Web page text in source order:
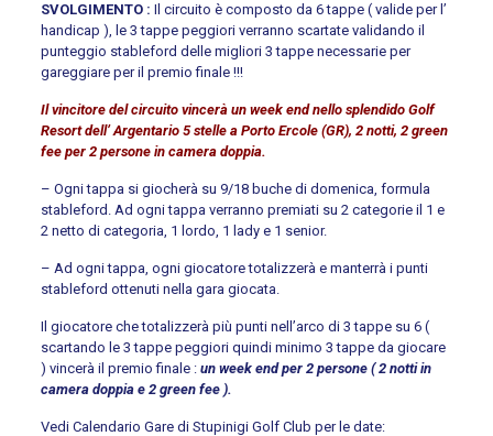
SVOLGIMENTO : Il circuito è composto da 6 tappe ( valide per l’
handicap ), le 3 tappe peggiori verranno scartate validando il
punteggio stableford delle migliori 3 tappe necessarie per
gareggiare per il premio finale !!!
Il vincitore del circuito vincerà un week end nello splendido Golf
Resort dell’ Argentario 5 stelle a Porto Ercole (GR), 2 notti, 2 green
fee per 2 persone in camera doppia.
– Ogni tappa si giocherà su 9/18 buche di domenica, formula
stableford. Ad ogni tappa verranno premiati su 2 categorie il 1 e
2 netto di categoria, 1 lordo, 1 lady e 1 senior.
– Ad ogni tappa, ogni giocatore totalizzerà e manterrà i punti
stableford ottenuti nella gara giocata.
Il giocatore che totalizzerà più punti nell’arco di 3 tappe su 6 (
scartando le 3 tappe peggiori quindi minimo 3 tappe da giocare
) vincerà il premio finale : un week end per 2 persone ( 2 notti in
camera doppia e 2 green fee ).
Vedi Calendario Gare di Stupinigi Golf Club per le date: